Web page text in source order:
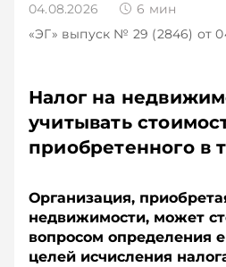
04.08.2026 6 мин
«ЭГ» выпуск № 29 (2846) от
Налог на
учитывать
приобретенного в
Организация,
недвижимости, может
вопросом определения
целей исчисления